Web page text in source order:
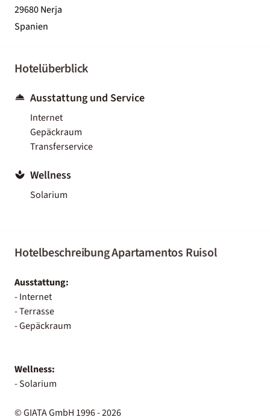
29680 Nerja
Spanien
Hotelüberblick
Ausstattung und Service
Internet
Gepäckraum
Transferservice
Wellness
Solarium
Hotelbeschreibung Apartamentos Ruisol
Ausstattung:
- Internet
- Terrasse
- Gepäckraum
Wellness:
- Solarium
© GIATA GmbH 1996 - 2026